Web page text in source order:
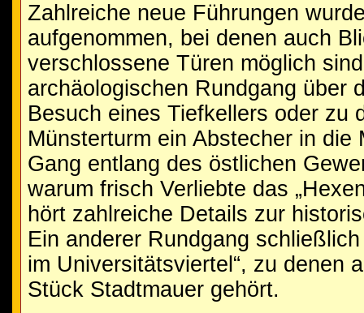
Zahlreiche neue Führungen
aufgenommen, bei denen auch
verschlossene Türen möglich
archäologischen Rundgang über
Besuch eines Tiefkellers oder zu
Münsterturm ein Abstecher in die
Gang entlang des östlichen
warum frisch Verliebte das
hört zahlreiche Details zur
Ein anderer Rundgang
im Universitätsviertel“, zu denen
Stück Stadtmauer gehört.